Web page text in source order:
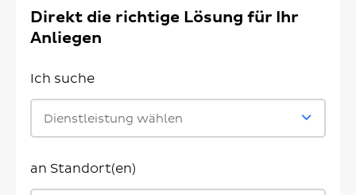
Direkt die richtige Lösung für Ihr
Anliegen
Ich suche
Dienstleistung wählen
an Standort(en)